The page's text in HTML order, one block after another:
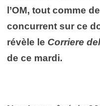
l’OM, tout comme
concurrent sur ce
révèle le Corriere
de ce mardi.